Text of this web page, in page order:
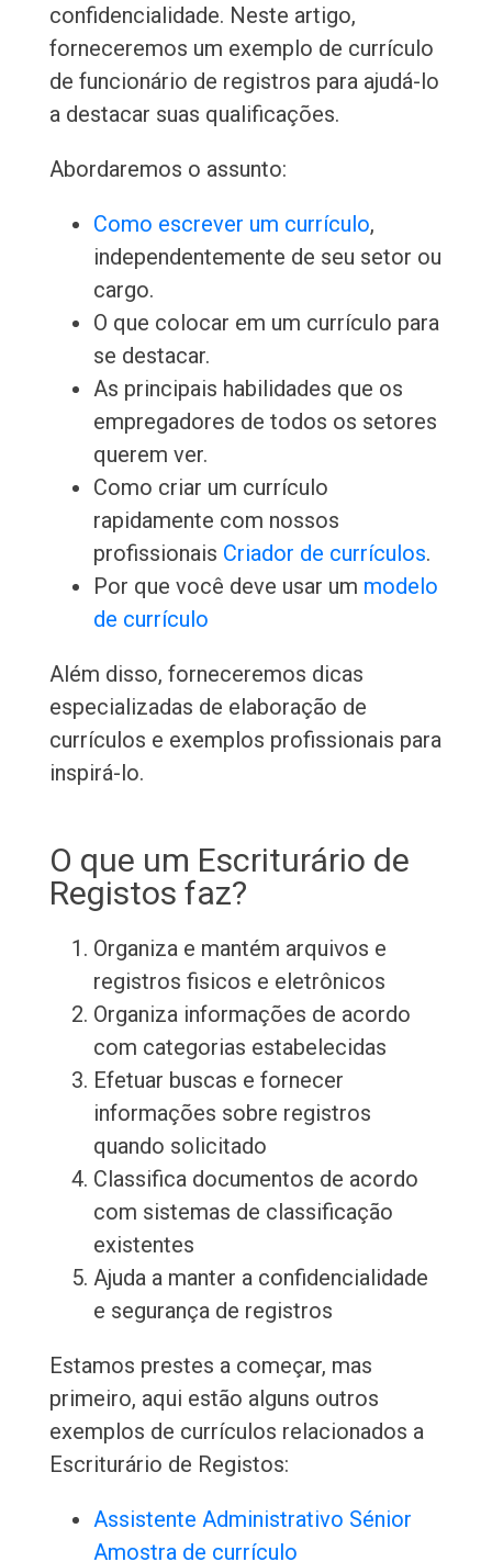
confidencialidade. Neste artigo,
forneceremos um exemplo de currículo
de funcionário de registros para ajudá-lo
a destacar suas qualificações.
Abordaremos o assunto:
Como escrever um currículo,
independentemente de seu setor ou
cargo.
O que colocar em um currículo para
se destacar.
As principais habilidades que os
empregadores de todos os setores
querem ver.
Como criar um currículo
rapidamente com nossos
profissionais Criador de currículos.
Por que você deve usar um modelo
de currículo
Além disso, forneceremos dicas
especializadas de elaboração de
currículos e exemplos profissionais para
inspirá-lo.
O que um Escriturário de
Registos faz?
Organiza e mantém arquivos e
registros fisicos e eletrônicos
Organiza informações de acordo
com categorias estabelecidas
Efetuar buscas e fornecer
informações sobre registros
quando solicitado
Classifica documentos de acordo
com sistemas de classificação
existentes
Ajuda a manter a confidencialidade
e segurança de registros
Estamos prestes a começar, mas
primeiro, aqui estão alguns outros
exemplos de currículos relacionados a
Escriturário de Registos:
Assistente Administrativo Sénior
Amostra de currículo